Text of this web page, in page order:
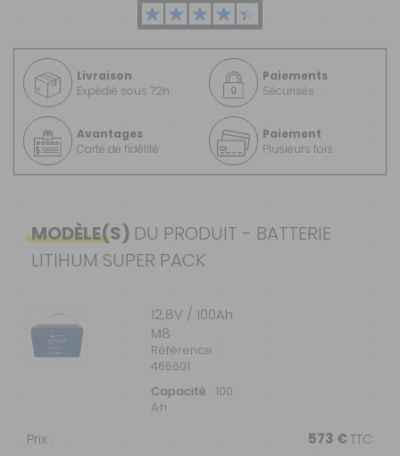
Livraison
Expédié sous 72h
Paiements
Sécurisés
Avantages
Carte de fidélité
Paiement
Plusieurs fois
MODÈLE(S) DU PRODUIT - BATTERIE
LITIHUM SUPER PACK
12,8V / 100Ah
M8
Référence :
466601
Capacité : 100
A·h
Prix : 573 €TTC